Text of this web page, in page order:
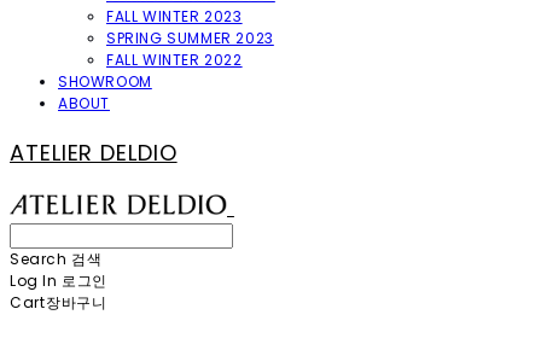
FALL WINTER 2023
SPRING SUMMER 2023
FALL WINTER 2022
SHOWROOM
ABOUT
ATELIER DELDIO
Search 검색
Log In 로그인
Cart장바구니